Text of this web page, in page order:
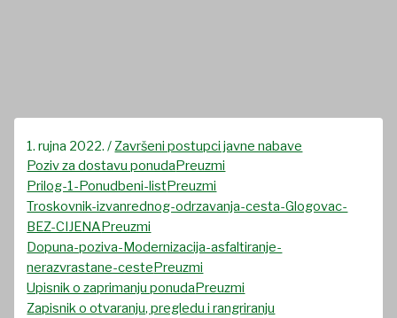
1. rujna 2022./Završeni postupci javne nabave
Poziv za dostavu ponudaPreuzmi
Prilog-1-Ponudbeni-listPreuzmi
Troskovnik-izvanrednog-odrzavanja-cesta-Glogovac-
BEZ-CIJENAPreuzmi
Dopuna-poziva-Modernizacija-asfaltiranje-
nerazvrastane-cestePreuzmi
Upisnik o zaprimanju ponudaPreuzmi
Zapisnik o otvaranju, pregledu i rangriranju